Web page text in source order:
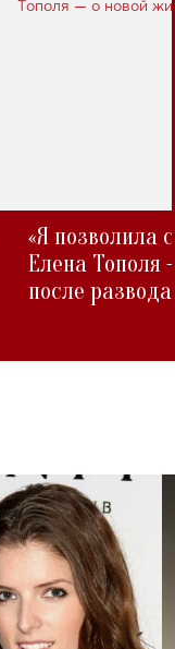
«Я позволила
Елена Тополя
после развода